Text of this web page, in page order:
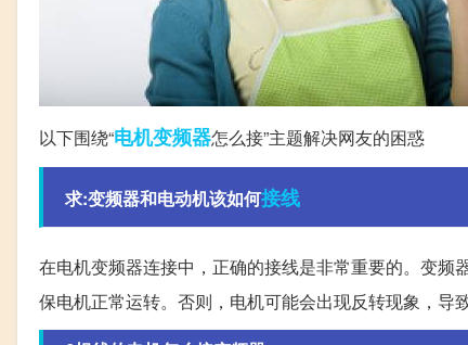
以下围绕“电机变频器怎么接”主题解决网友的困惑
求:变频器和电动机该如何接线
在电机变频器连接中，正确的接线是非常重要的。变
保电机正常运转。否则，电机可能会出现反转现象，导